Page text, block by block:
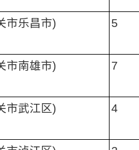
市乐昌市) 5
市南雄市) 7
市武江区) 4